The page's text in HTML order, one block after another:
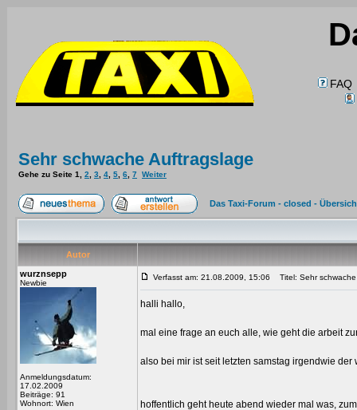
FAQ
Sehr schwache Auftragslage
Gehe zu Seite 1 2 3 4 5 6 7 Weiter
Das Taxi-Forum - closed -
Autor
wurznsepp
Newbie
Anmeldungsdatum:
17.02.2009
Beiträge: 91
Wohnort: Wien
Verfasst am: 21.08.2009, 15:06 Titel: Sehr
halli hallo,
mal eine frage an euch alle, wie geht die arbeit
also bei mir ist seit letzten samstag irgendwie
hoffentlich geht heute abend wieder mal was,